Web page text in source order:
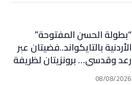
“بطولة الحسن المفتوحة”
الأردنية بالتايكواند..فضيتان عبر
رعد وقدسي… برونزيتان لظريفة
وأبي هيلا
08/08/2026